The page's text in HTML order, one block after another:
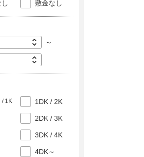
敷金なし
～
/ 1K 1DK / 2K
2DK / 3K
3DK / 4K
4DK～